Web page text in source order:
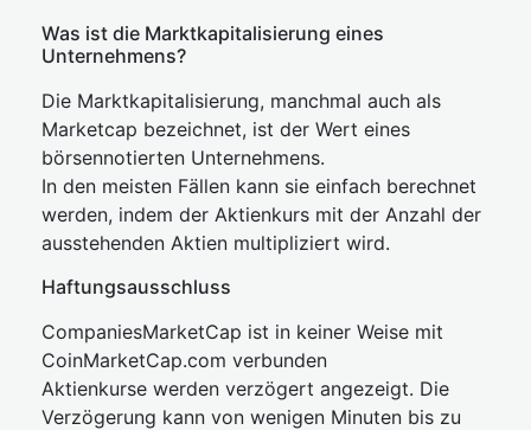
Was ist die Marktkapitalisierung eines
Unternehmens?
Die Marktkapitalisierung, manchmal auch als
Marketcap bezeichnet, ist der Wert eines
börsennotierten Unternehmens.
In den meisten Fällen kann sie einfach berechnet
werden, indem der Aktienkurs mit der Anzahl der
ausstehenden Aktien multipliziert wird.
Haftungsausschluss
CompaniesMarketCap ist in keiner Weise mit
CoinMarketCap.com verbunden
Aktienkurse werden verzögert angezeigt. Die
Verzögerung kann von wenigen Minuten bis zu